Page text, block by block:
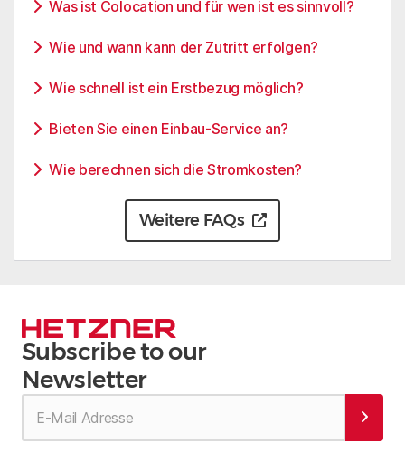
Was ist Colocation und für wen ist es sinnvoll?
Wie und wann kann der Zutritt erfolgen?
Wie schnell ist ein Erstbezug möglich?
Bieten Sie einen Einbau-Service an?
Wie berechnen sich die Stromkosten?
Weitere FAQs
Subscribe to our
Newsletter